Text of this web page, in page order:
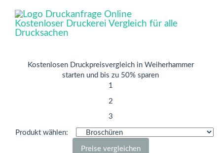
Kostenloser Druckerei Vergleich für alle
Drucksachen
Kostenlosen Druckpreisvergleich in Weiherhammer
starten und bis zu 50% sparen
1
2
3
Produkt wählen:
Preise vergleichen